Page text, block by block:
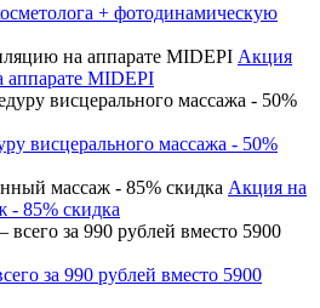
+ фотодинамическую
Акция
аппарате MIDEPI
висцерального массажа - 50%
Акция на
- 85% скидка
за 990 рублей вместо 5900